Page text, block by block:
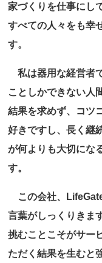
家づくりを仕事にし
すべての人々をも幸
す。
私は器用な経営者
ことしかできない人
結果を求めず、コツ
好きですし、長く継
が何よりも大切にな
す。
この会社、
言葉がしっくりきま
挑むことこそがサー
ただく結果を生むと